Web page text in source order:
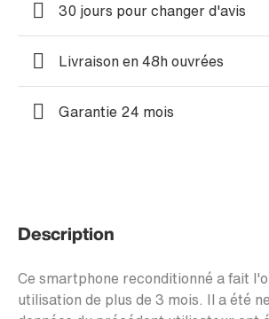
30 jours pour changer d'avis
Livraison en 48h ouvrées
Garantie 24 mois
Description
Ce smartphone reconditionné a fait
utilisation de plus de 3 mois. Il a été